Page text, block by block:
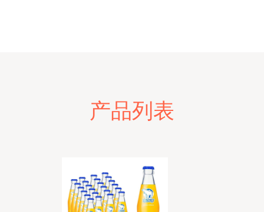
产品列表